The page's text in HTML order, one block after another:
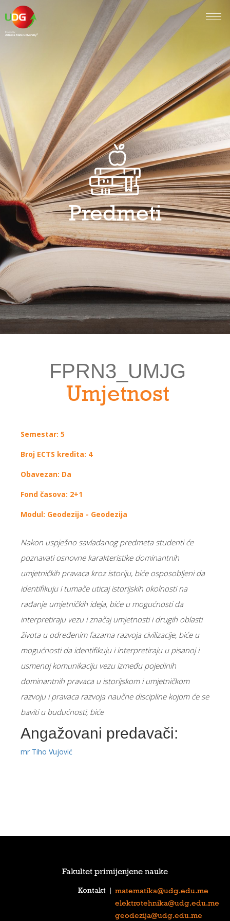
Predmeti
FPRN3_UMJG
Umjetnost
Semestar: 5
Broj ECTS kredita: 4
Obavezan: Da
Fond časova: 2+1
Modul: Geodezija - Geodezija
Nakon uspješno savladanog predmeta studenti će
poznavati osnovne karakteristike dominantnih
umjetničkih pravaca kroz istoriju, biće osposobljeni da
identifikuju i tumače uticaj istorijskih okolnosti na
rađanje umjetničkih ideja, biće u mogućnosti da
interpretiraju vezu i značaj umjetnosti i drugih oblasti
života u određenim fazama razvoja civilizacije, biće u
mogućnosti da identifikuju i interpretiraju u pisanoj i
usmenoj komunikaciju vezu između pojedinih
dominantnih pravaca u istorijskom i umjetničkom
razvoju i pravaca razvoja naučne discipline kojom će se
baviti u budućnosti, biće
Angažovani predavači:
mr Tiho Vujović
Fakultet primijenjene nauke
Kontakt
matematika@udg.edu.me
elektrotehnika@udg.edu.me
geodezija@udg.edu.me